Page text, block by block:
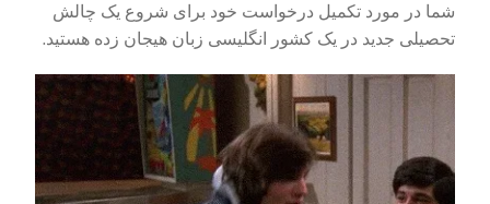
شما در مورد تکمیل درخواست خود برای شروع یک چالش
تحصیلی جدید در یک کشور انگلیسی زبان هیجان زده هستید.